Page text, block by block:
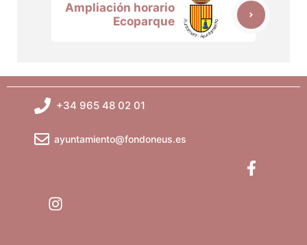
Ampliación horario
Ecoparque
+34 965 48 02 01
ayuntamiento@fondoneus.es